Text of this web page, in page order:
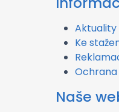
Aktuality
Ke
Naše